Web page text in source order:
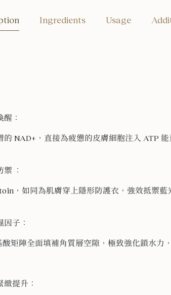
Ingredients Usage
：
的 NAD+，直接為疲憊的皮膚細胞注入 ATP
：
，如同為肌膚穿上隱形防護衣，強效抵禦
子：
酸矩陣全面填補角質層空隙，極致強化鎖水力
提升：